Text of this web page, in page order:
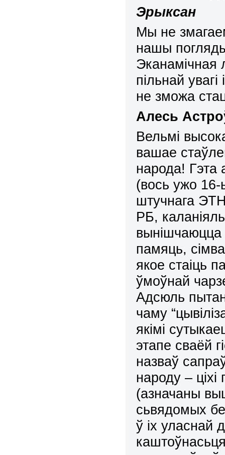
Эрыксан
Мы не
нашы
Эканамічная
пільнай
не зможа
Алесь
Вельмі
вашае
народа! Гэта
(вось ужо
штучнага
РБ,
вынішчаюцца
памяць,
якое стаіць
ўмоўнай
Адсюль
чаму
якімі
этапе сваёй
назваў
народу –
(азначаны
сьвядомых
ў іх уласнай